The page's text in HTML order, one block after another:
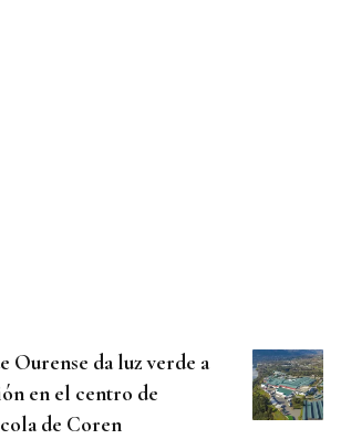
Ourense da luz verde a
en el centro de
de Coren